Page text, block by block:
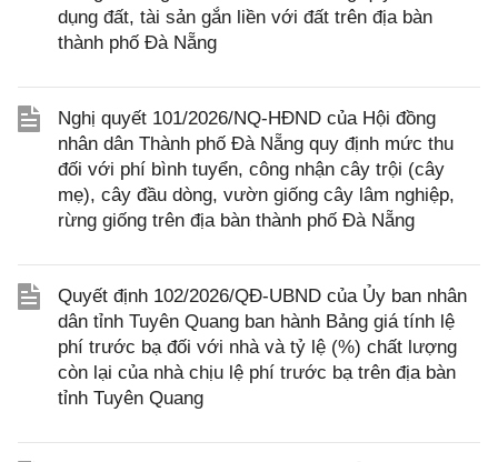
dụng đất, tài sản gắn liền với đất trên địa bàn
thành phố Đà Nẵng
Nghị quyết 101/2026/NQ-HĐND của Hội đồng
nhân dân Thành phố Đà Nẵng quy định mức thu
đối với phí bình tuyển, công nhận cây trội (cây
mẹ), cây đầu dòng, vườn giống cây lâm nghiệp,
rừng giống trên địa bàn thành phố Đà Nẵng
Quyết định 102/2026/QĐ-UBND của Ủy ban nhân
dân tỉnh Tuyên Quang ban hành Bảng giá tính lệ
phí trước bạ đối với nhà và tỷ lệ (%) chất lượng
còn lại của nhà chịu lệ phí trước bạ trên địa bàn
tỉnh Tuyên Quang